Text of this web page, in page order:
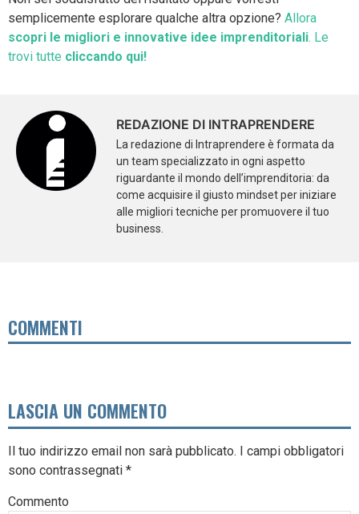
semplicemente esplorare qualche altra opzione? Allora
scopri le migliori e innovative idee imprenditoriali. Le
trovi tutte cliccando qui!
REDAZIONE DI INTRAPRENDERE
La redazione di Intraprendere è formata da
un team specializzato in ogni aspetto
riguardante il mondo dell’imprenditoria: da
come acquisire il giusto mindset per iniziare
alle migliori tecniche per promuovere il tuo
business.
COMMENTI
LASCIA UN COMMENTO
Il tuo indirizzo email non sarà pubblicato. I campi obbligatori
sono contrassegnati *
Commento